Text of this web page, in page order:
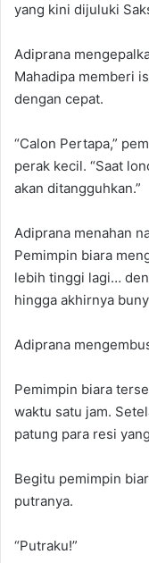
yang kini dijuluki
Adiprana
Mahadipa memberi
dengan cepat.
“Calon Pertapa,”
perak kecil. “Saat
akan ditangguhkan.”
Adiprana menahan
Pemimpin biara
lebih tinggi lagi…
hingga akhirnya
Adiprana
Pemimpin biara
waktu satu jam.
patung para resi
Begitu pemimpin
putranya.
“Putraku!”